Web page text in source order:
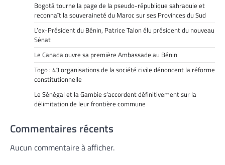
Bogotá tourne la page de la pseudo-république sahraouie et
reconnaît la souveraineté du Maroc sur ses Provinces du Sud
L’ex-Président du Bénin, Patrice Talon élu président du nouveau
Sénat
Le Canada ouvre sa première Ambassade au Bénin
Togo : 43 organisations de la société civile dénoncent la réforme
constitutionnelle
Le Sénégal et la Gambie s’accordent définitivement sur la
délimitation de leur frontière commune
Commentaires récents
Aucun commentaire à afficher.